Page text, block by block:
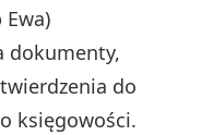
Ewa)
dokumenty,
do
księgowości.